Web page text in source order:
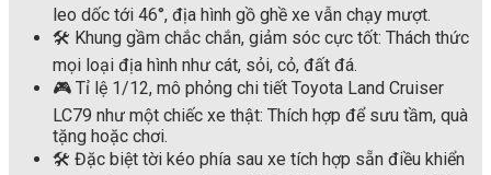
leo dốc tới 46°, địa hình gồ ghề xe vẫn chạy mượt.
🛠️ Khung gầm chắc chắn, giảm sóc cực tốt: Thách thức
mọi loại địa hình như cát, sỏi, cỏ, đất đá.
🎮 Tỉ lệ 1/12, mô phỏng chi tiết Toyota Land Cruiser
LC79 như một chiếc xe thật: Thích hợp để sưu tầm, quà
tặng hoặc chơi.
🛠️ Đặc biệt tời kéo phía sau xe tích hợp sẵn điều khiển